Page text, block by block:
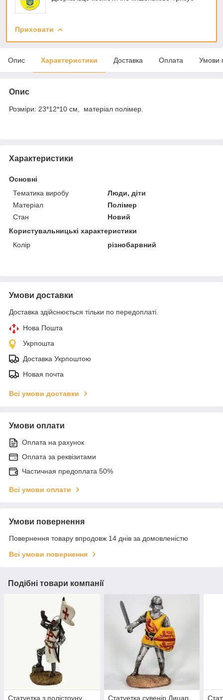
Приховати
Опис Характеристики Доставка Оплата Умови
Опис
Розміри: 23*12*10 см, матеріал полімер.
Характеристики
Основні
Тематика виробу
Люди, діти
Матеріал
Полімер
Стан
Новий
Користувальницькі характеристики
Колір
різнобарвний
Умови доставки
Доставка здійснюється тільки по передоплаті.
Нова Пошта
Укрпошта
Доставка Укрпоштою
Новая почта
Всі умови доставки
Умови оплати
Оплата на рахунок
Оплата за реквізитами
Частичная предоплата 50%
Всі умови оплати
Умови повернення
Повернення товару впродовж 14 днів за домовленістю
Всі умови повернення
Подібні товари компанії
Статуетка з полістоуну Статуетка сувенір Лицар